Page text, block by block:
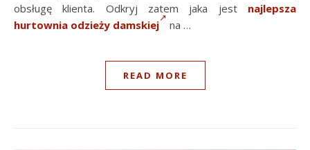
obsługę klienta. Odkryj zatem jaka jest najlepsza
hurtownia odzieży damskiej
na …
READ MORE